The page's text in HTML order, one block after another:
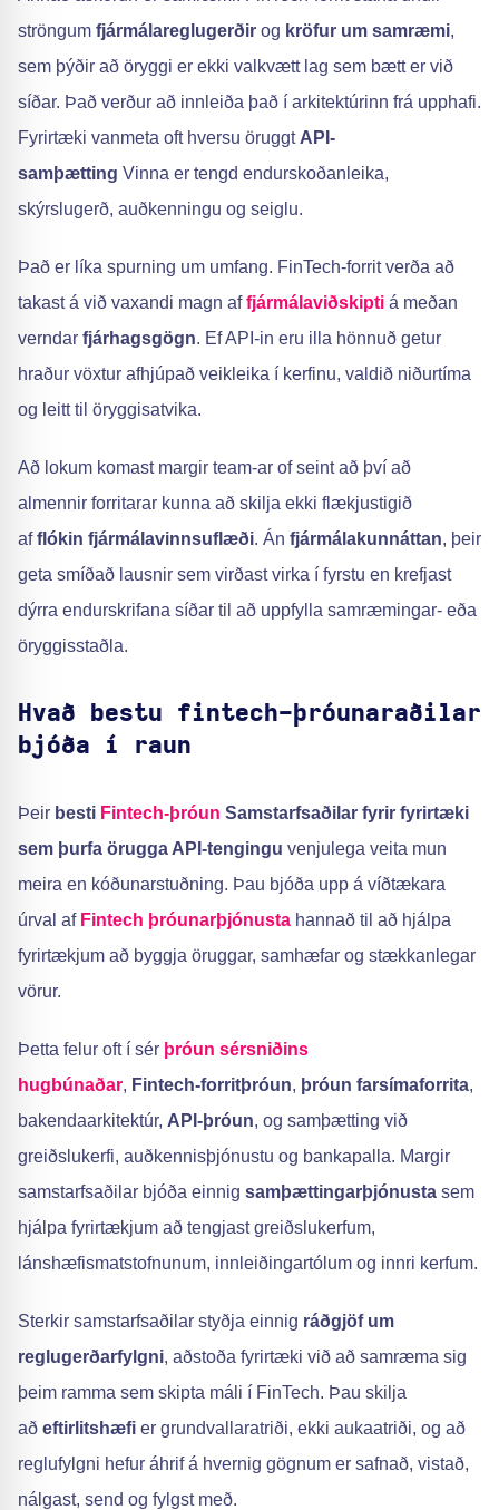
ströngum fjármálareglugerðir og kröfur um samræmi,
sem þýðir að öryggi er ekki valkvætt lag sem bætt er við
síðar. Það verður að innleiða það í arkitektúrinn frá upphafi.
Fyrirtæki vanmeta oft hversu öruggt API-
samþætting Vinna er tengd endurskoðanleika,
skýrslugerð, auðkenningu og seiglu.
Það er líka spurning um umfang. FinTech-forrit verða að
takast á við vaxandi magn affjármálaviðskipti á meðan
verndar fjárhagsgögn. Ef API-in eru illa hönnuð getur
hraður vöxtur afhjúpað veikleika í kerfinu, valdið niðurtíma
og leitt til öryggisatvika.
Að lokum komast margir team-ar of seint að því að
almennir forritarar kunna að skilja ekki flækjustigið
afflókin fjármálavinnsuflæði. Án fjármálakunnáttan, þeir
geta smíðað lausnir sem virðast virka í fyrstu en krefjast
dýrra endurskrifana síðar til að uppfylla samræmingar- eða
öryggisstaðla.
Hvað bestu fintech-þróunaraðilar
bjóða í raun
Þeir besti Fintech-þróun Samstarfsaðilar fyrir fyrirtæki
sem þurfa örugga API-tengingu venjulega veita mun
meira en kóðunarstuðning. Þau bjóða upp á víðtækara
úrval af Fintech þróunarþjónusta hannað til að hjálpa
fyrirtækjum að byggja öruggar, samhæfar og stækkanlegar
vörur.
Þetta felur oft í sér þróun sérsniðins
hugbúnaðar, Fintech-forritþróun, þróun farsímaforrita,
bakendaarkitektúr, API-þróun, og samþætting við
greiðslukerfi, auðkennisþjónustu og bankapalla. Margir
samstarfsaðilar bjóða einnig samþættingarþjónusta sem
hjálpa fyrirtækjum að tengjast greiðslukerfum,
lánshæfismatstofnunum, innleiðingartólum og innri kerfum.
Sterkir samstarfsaðilar styðja einnig ráðgjöf um
reglugerðarfylgni, aðstoða fyrirtæki við að samræma sig
þeim ramma sem skipta máli í FinTech. Þau skilja
að eftirlitshæfi er grundvallaratriði, ekki aukaatriði, og að
reglufylgni hefur áhrif á hvernig gögnum er safnað, vistað,
nálgast, send og fylgst með.